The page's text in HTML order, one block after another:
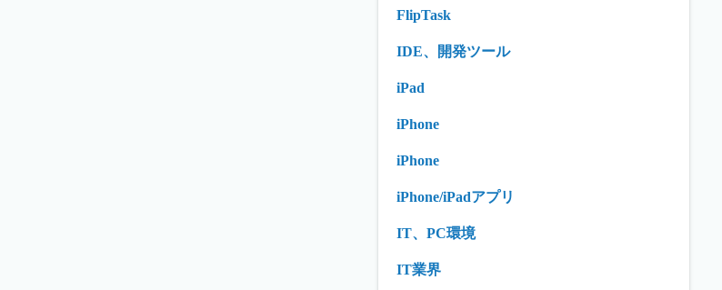
FlipTask
IDE、開発ツール
iPad
iPhone
iPhone
iPhone/iPadアプリ
IT、PC環境
IT業界